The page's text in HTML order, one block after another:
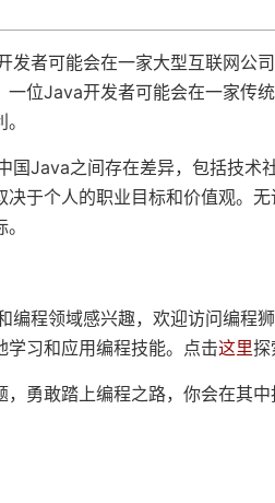
发者可能会在一家大型互联网公
一位Java开发者可能会在一家传
国Java之间存在差异，包括技术
决于个人的职业目标和价值观。
编程领域感兴趣，欢迎访问编程
学习和应用编程技能。点击这里探
勇敢踏上编程之路，你会在其中